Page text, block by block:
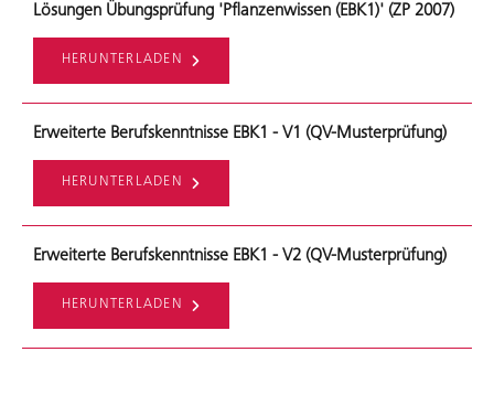
Lösungen Übungsprüfung 'Pflanzenwissen (EBK1)' (ZP 2007)
HERUNTERLADEN
Erweiterte Berufskenntnisse EBK1 - V1 (QV-Musterprüfung)
HERUNTERLADEN
Erweiterte Berufskenntnisse EBK1 - V2 (QV-Musterprüfung)
HERUNTERLADEN